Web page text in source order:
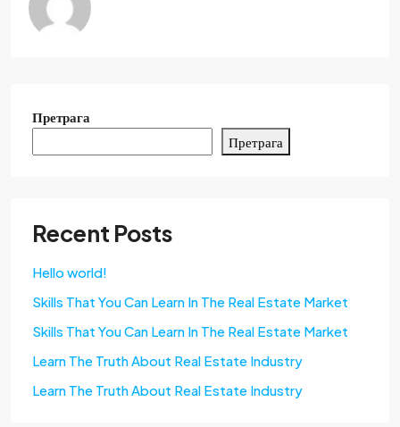
Претрага
Претрага
Recent Posts
Hello world!
Skills That You Can Learn In The Real Estate Market
Skills That You Can Learn In The Real Estate Market
Learn The Truth About Real Estate Industry
Learn The Truth About Real Estate Industry